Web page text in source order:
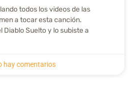
todos los videos de las
a tocar esta canción.
Diablo Suelto y lo subiste a
hay comentarios